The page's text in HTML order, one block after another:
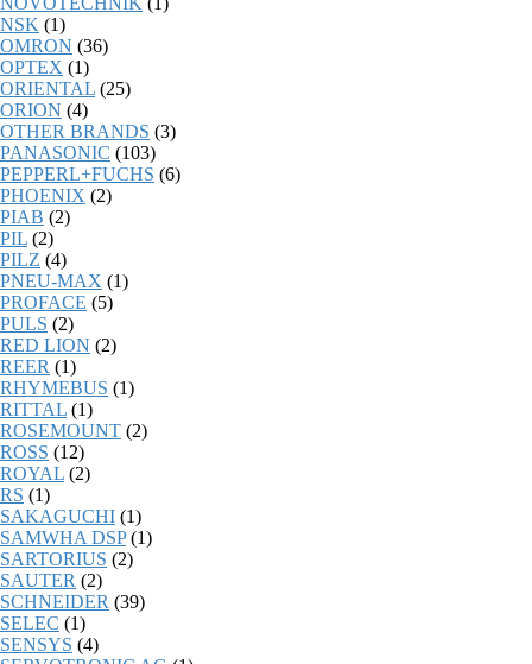
NSK (1)
OMRON (36)
OPTEX (1)
ORIENTAL (25)
ORION (4)
OTHER BRANDS (3)
PANASONIC (103)
PEPPERL+FUCHS (6)
PHOENIX (2)
PIAB (2)
PIL (2)
PILZ (4)
PNEU-MAX (1)
PROFACE (5)
PULS (2)
RED LION (2)
REER (1)
RHYMEBUS (1)
RITTAL (1)
ROSEMOUNT (2)
ROSS (12)
ROYAL (2)
RS (1)
SAKAGUCHI (1)
SAMWHA DSP (1)
SARTORIUS (2)
SAUTER (2)
SCHNEIDER (39)
SELEC (1)
SENSYS (4)